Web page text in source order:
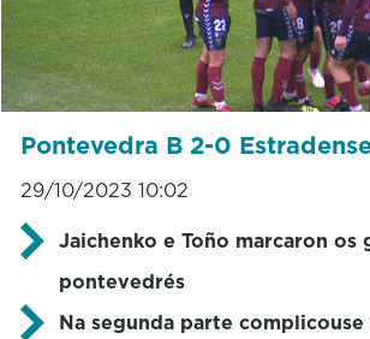
Pontevedra B 2-0
29/10/2023 10:02
Jaichenko e Toño marcaron os
pontevedrés
Na segunda parte